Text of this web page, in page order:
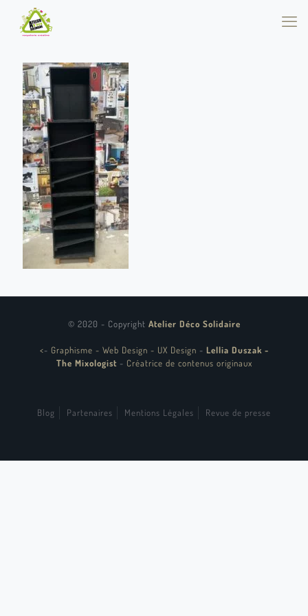
© 2020 - Copyright Atelier Déco Solidaire
<- Graphisme - Web Design - UX Design - Lellia Duszak -
The Mixologist - Créatrice de contenus originaux
Blog Partenaires Mentions Légales Revue de presse